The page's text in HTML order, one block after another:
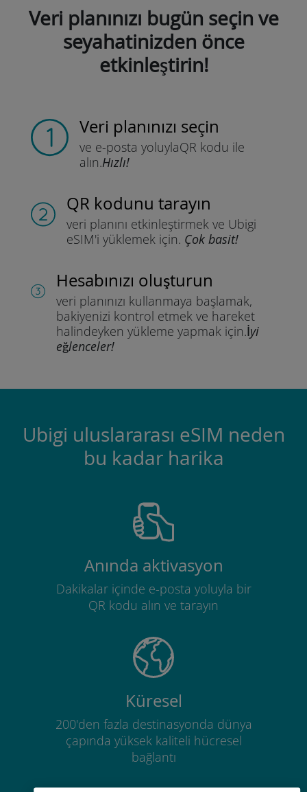
Veri planınızı bugün seçin ve
seyahatinizden önce
etkinleştirin!
Veri planınızı seçin
ve e-posta yoluylaQR kodu ile
alın.Hızlı!
QR kodunu tarayın
veri planını etkinleştirmek ve Ubigi
eSIM'i yüklemek için. Çok basit!
Hesabınızı oluşturun
veri planınızı kullanmaya başlamak,
bakiyenizi kontrol etmek ve hareket
halindeyken yükleme yapmak için.İyi
eğlenceler!
Ubigi uluslararası eSIM neden
bu kadar harika
Anında aktivasyon
Dakikalar içinde e-posta yoluyla bir
QR kodu alın ve tarayın
Küresel
200'den fazla destinasyonda dünya
çapında yüksek kaliteli hücresel
bağlantı